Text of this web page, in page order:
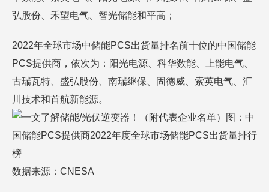
弘股份、禾望电气、智光储能和平高；
2022年全球市场中储能PCS出货量排名前十位的中国储能
PCS提供商，依次为：阳光电源、科华数能、上能电气、
古瑞瓦特、盛弘股份、南瑞继保、固德威、索英电气、汇
川技术和首航新能源。
图：中
国储能PCS提供商2022年度全球市场储能PCS出货量排行
榜
数据来源：CNESA